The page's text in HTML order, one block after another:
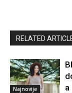
RELATED
Najnovije
a